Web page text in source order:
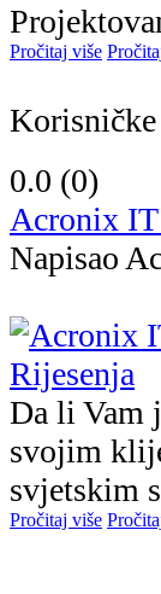
Pročitaj više
Korisničke
0.0 (0)
Acronix
Napisao
Da li Vam
svojim
svjetskim
Pročitaj više